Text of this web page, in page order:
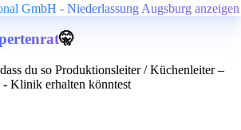
GmbH - Niederlassung Augsburg anzeigen
🤫
du so Produktionsleiter / Küchenleiter –
Klinik erhalten könntest